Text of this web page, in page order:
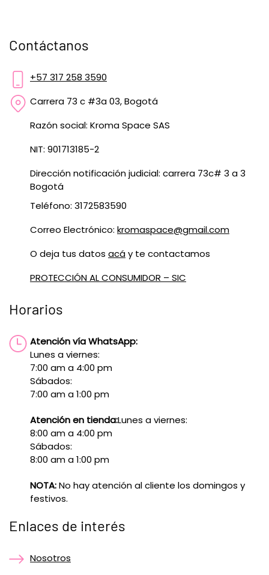
Contáctanos
+57 317 258 3590
Carrera 73 c #3a 03, Bogotá
Razón social: Kroma Space SAS
NIT: 901713185-2
Dirección notificación judicial: carrera 73c# 3 a 3
Bogotá
Teléfono: 3172583590
Correo Electrónico: kromaspace@gmail.com
O deja tus datos acáy te contactamos
PROTECCIÓN AL CONSUMIDOR – SIC
Horarios
Atención vía WhatsApp:
Lunes a viernes:
7:00 am a 4:00 pm
Sábados:
7:00 am a 1:00 pm
Atención en tienda:Lunes a viernes:
8:00 am a 4:00 pm
Sábados:
8:00 am a 1:00 pm
NOTA:No hay atención al cliente los domingos y
festivos.
Enlaces de interés
Nosotros